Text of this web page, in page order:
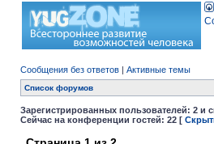
Сообщения без ответов | Активные темы
Список форумов
Зарегистрированных пользователей: 2 и
Сейчас на конференции гостей: 22 [